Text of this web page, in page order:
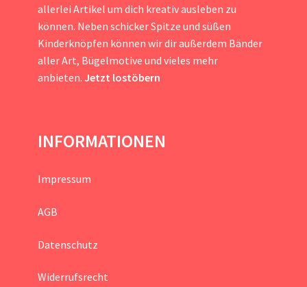
allerlei Artikel um dich kreativ ausleben zu
können. Neben schicker Spitze und süßen
Kinderknöpfen können wir dir außerdem Bänder
aller Art, Bügelmotive und vieles mehr
anbieten. Jetzt lostöbern
INFORMATIONEN
Impressum
AGB
Datenschutz
Widerrufsrecht